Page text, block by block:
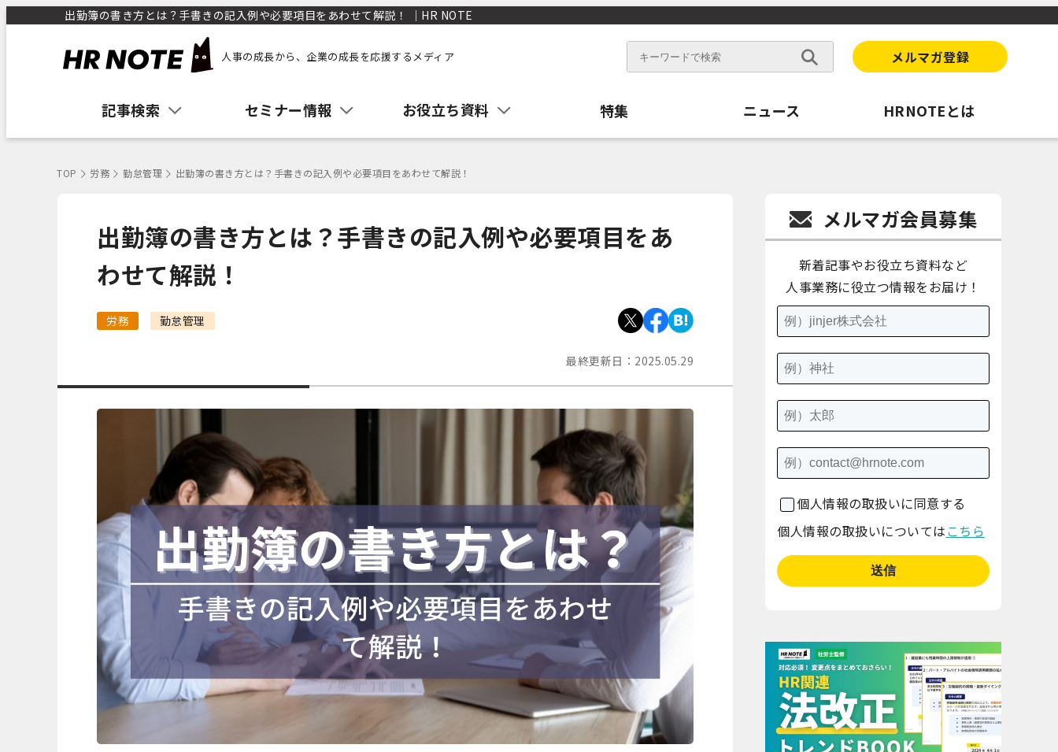
出勤簿の書き方とは？手書きの記入例や必要項目をあわせて解説！ ｜HR NOTE
人事の成長から、企業の成長を応援するメディア メルマガ登録
記事検索 セミナー情報 お役立ち資料 特集 ニュース HRNOTEとは
TOP 労務 勤怠管理 出勤簿の書き方とは？手書きの記入例や必要項目をあわせて解説！
出勤簿の書き方とは？手書きの記入例や必要項目をあ
わせて解説！
労務 勤怠管理
最終更新日： 2025.05.29
メルマガ会員募集
新着記事やお役立ち資料など
人事業務に役立つ情報をお届け！
個人情報の取扱いに同意する
個人情報の取扱いについては こちら